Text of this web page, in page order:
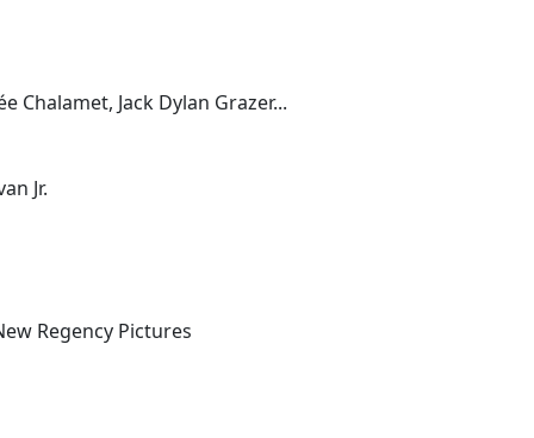
Chalamet, Jack Dylan Grazer...
Jr.
Regency Pictures